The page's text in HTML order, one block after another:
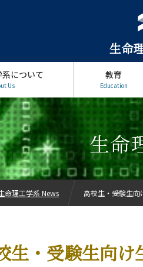
生命
について
Us
教育
Education
生命
生・受験生向
命理工学系 News 高校生・受験生向